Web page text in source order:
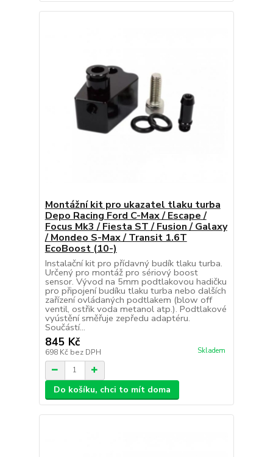
Montážní kit pro ukazatel tlaku turba
Depo Racing Ford C-Max / Escape /
Focus Mk3 / Fiesta ST / Fusion / Galaxy
/ Mondeo S-Max / Transit 1.6T
EcoBoost (10-)
Instalační kit pro přídavný budík tlaku turba.
Určený pro montáž pro sériový boost
sensor. Vývod na 5mm podtlakovou hadičku
pro připojení budíku tlaku turba nebo dalších
zařízení ovládaných podtlakem (blow off
ventil, ostřik voda metanol atp.). Podtlakové
vyústění směřuje zepředu adaptéru.
Součástí...
845 Kč
698 Kč bez DPH Skladem
Do košíku, chci to mít doma